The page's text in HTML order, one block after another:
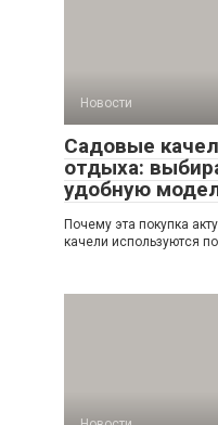
Новости
Садовые
отдыха:
удобную
Почему эта покупка
качели используются